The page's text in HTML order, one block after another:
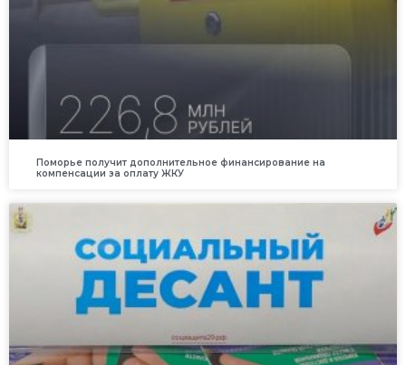
Поморье получит дополнительное финансирование на
компенсации за оплату ЖКУ